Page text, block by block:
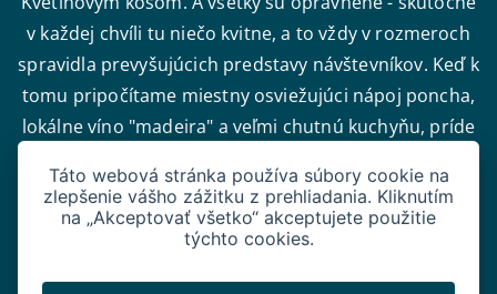
v každej chvíli tu niečo kvitne, a to vždy v rozmeroch
spravidla prevyšujúcich predstavy návštevníkov. Keď k
tomu pripočítame miestny osviežujúci nápoj poncha,
lokálne víno "madeira" a veľmi chutnú kuchyňu, príde
objavte vrcholy „Ostrova kvetov“ a ostaňte očarení
jeho jedinečnou prírodou a atmosférou!
Táto webová stránka používa súbory cookie na
zlepšenie vášho zážitku z prehliadania. Kliknutím
na „Akceptovať všetko“ akceptujete použitie
týchto cookies.